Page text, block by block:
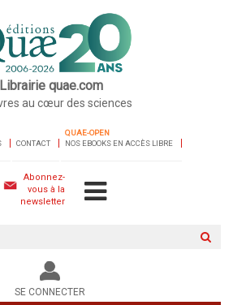
Librairie quae.com
au cœur des sciences
CONTACT
QUAE-OPEN
NOS EBOOKS EN ACCÈS LIBRE
Abonnez-
vous à la
newsletter
le
site
SE CONNECTER